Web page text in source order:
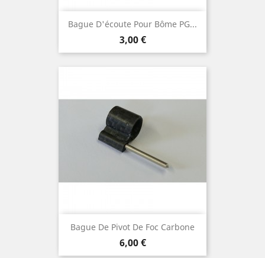
Bague D'écoute Pour Bôme PG...
Prix
3,00 €
Bague De Pivot De Foc Carbone
Prix
6,00 €